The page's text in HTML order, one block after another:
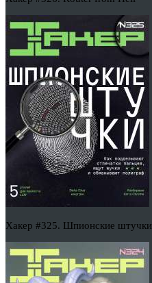
Хакер #325. Шпионские штучки